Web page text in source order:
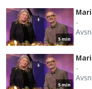
5 min
-
5 min
-